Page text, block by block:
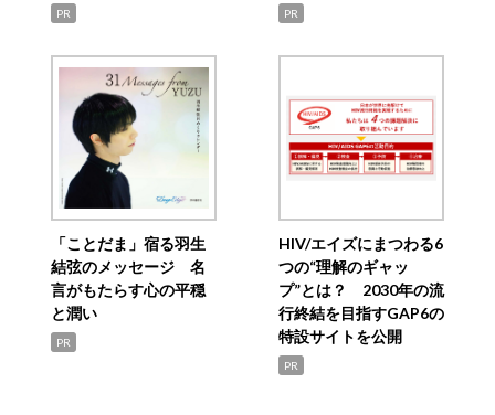
PR PR
「ことだま」宿る羽生
結弦のメッセージ 名
言がもたらす心の平穏
と潤い
PR
HIV/エイズにまつわる6
つの“理解のギャッ
プ”とは？ 2030年の流
行終結を目指すGAP6の
特設サイトを公開
PR